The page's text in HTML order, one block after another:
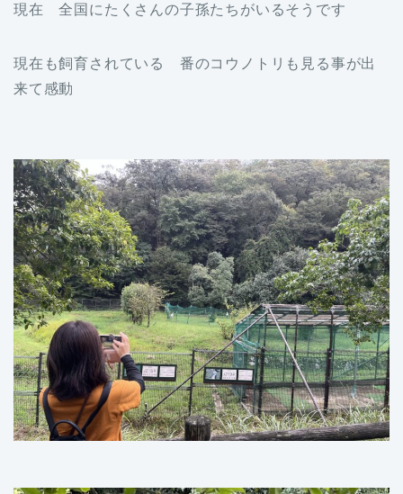
現在 全国にたくさんの子孫たちがいるそうです
現在も飼育されている 番のコウノトリも見る事が出
来て感動